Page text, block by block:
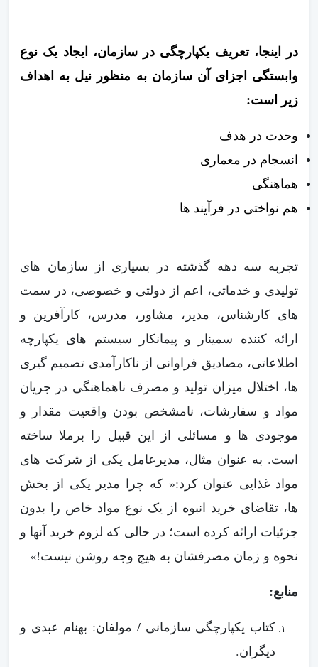
در اینجا، تعریف یکپارچگی در سازمان، ایجاد یک نوع
وابستگی اجزای آن سازمان به منظور نیل به اهداف
زیر است:
وحدت در هدف
انسجام در معماری
هماهنگی
هم نواختی در فرآیند ها
تجربه سه دهه گذشته در بسیاری از سازمان های
تولیدی و خدماتی، اعم از دولتی و خصوصی، در سمت
های کارشناس، مدیر، مشاور، مدرس، کارآفرین و
ارائه کننده سمینار و پیمانکار سیستم های یکپارچه
اطلاعاتی، مصادیق فراوانی از ناکارآمدی تصمیم گیری
ها، اختلال میزان تولید و مصرف ناهماهنگی در جریان
مواد و سفارشات، نامشخص بودن واقعیت مقدار و
موجودی ها و مسائلی از این قبیل را برملا ساخته
است. به عنوان مثال، مدیرعامل یکی از شرکت های
مواد غذایی عنوان کرد:« که چرا مدیر یکی از بخش
ها، تقاضای خرید انبوه از یک نوع مواد خاص را بدون
جزئیات ارائه کرده است؛ در حالی که لزوم خرید آنها و
نحوه و زمان مصرفشان به هیچ وجه روشن نیست!»
منابع:
کتاب یکپارچگی سازمانی / مولفان: بهنام عبدی و
دیگران.